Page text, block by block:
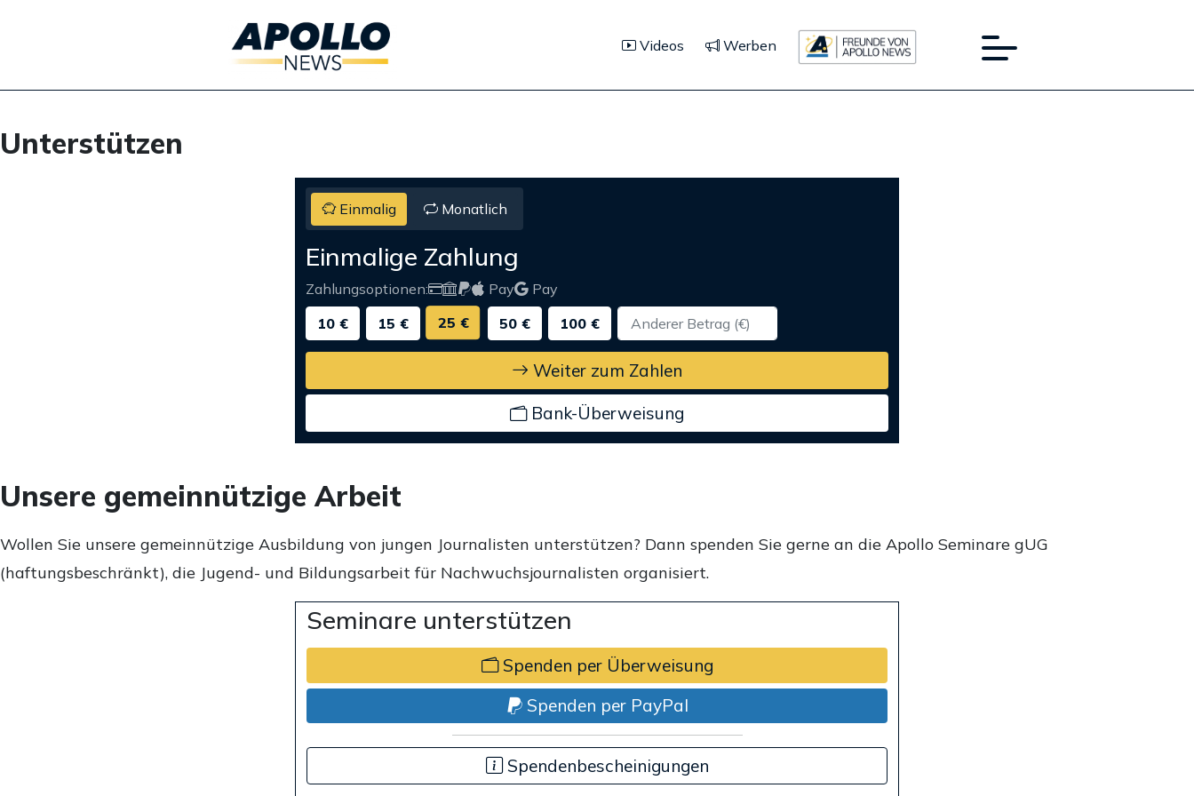
Videos Werben
Unterstützen
Einmalig Monatlich
Einmalige Zahlung
Zahlungsoptionen: Pay
Pay
10 €
15 € 25 € 50 € 100 €
Weiter zum Zahlen
Bank-Überweisung
Unsere gemeinnützige Arbeit
Wollen Sie unsere gemeinnützige Ausbildung von jungen Journalisten unterstützen? Dann spenden Sie gerne an die Apollo Seminare gUG
(haftungsbeschränkt), die Jugend- und Bildungsarbeit für Nachwuchsjournalisten organisiert.
Seminare unterstützen
Spenden per Überweisung
Spenden per PayPal
Spendenbescheinigungen